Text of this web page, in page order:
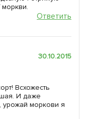
моркви.
Ответить
30.10.2015
Всхожесть
И даже
урожай моркови я